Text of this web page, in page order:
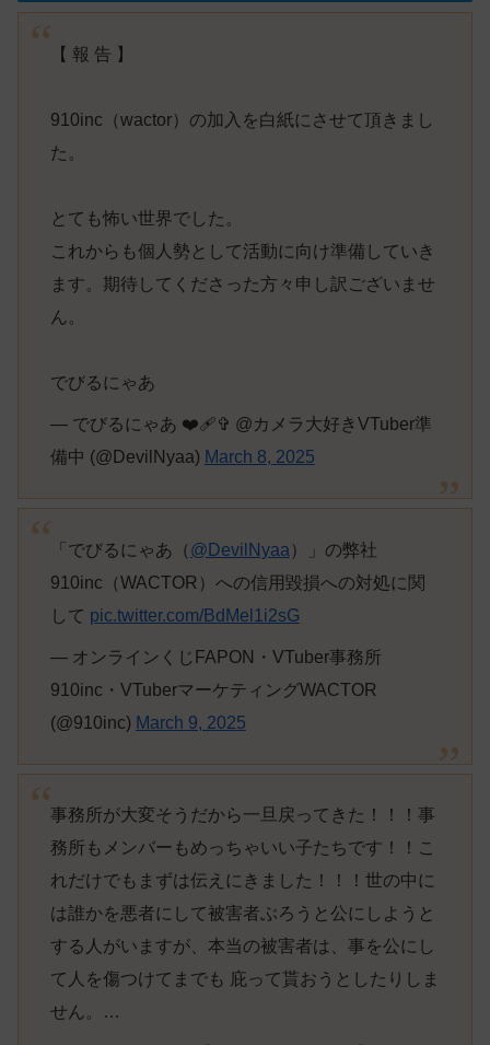
【 報 告 】
910inc（wactor）の加入を白紙にさせて頂きまし
た。
とても怖い世界でした。
これからも個人勢として活動に向け準備していき
ます。期待してくださった方々申し訳ございませ
ん。
でびるにゃあ
— でびるにゃあ ❤️‍🩹✞ @カメラ大好きVTuber準
備中 (@DevilNyaa) March 8, 2025
「でびるにゃあ（ @DevilNyaa ）」の弊社
910inc（WACTOR）への信用毀損への対処に関
して pic.twitter.com/BdMel1i2sG
— オンラインくじFAPON・VTuber事務所
910inc・VTuberマーケティングWACTOR
(@910inc) March 9, 2025
事務所が大変そうだから一旦戻ってきた！！！事
務所もメンバーもめっちゃいい子たちです！！こ
れだけでもまずは伝えにきました！！！世の中に
は誰かを悪者にして被害者ぶろうと公にしようと
する人がいますが、本当の被害者は、事を公にし
て人を傷つけてまでも 庇って貰おうとしたりしま
せん。…